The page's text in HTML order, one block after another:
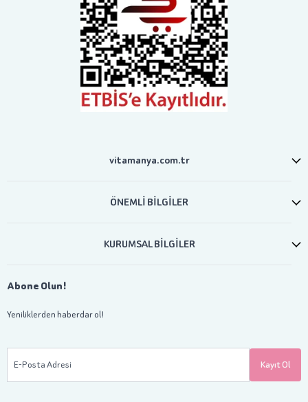
vitamanya.com.tr
ÖNEMLİ BİLGİLER
KURUMSAL BİLGİLER
Abone Olun!
Yeniliklerden haberdar ol!
E-Posta Adresi Kayıt Ol